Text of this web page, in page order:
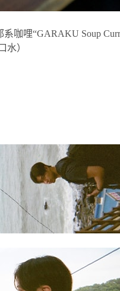
咖哩“GARAKU Soup
水）